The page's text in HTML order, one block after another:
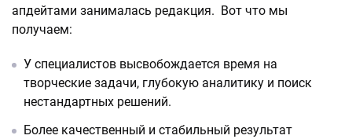
апдейтами занималась редакция. Вот что мы
получаем:
У специалистов высвобождается время на
творческие задачи, глубокую аналитику и поиск
нестандартных решений.
Более качественный и стабильный результат